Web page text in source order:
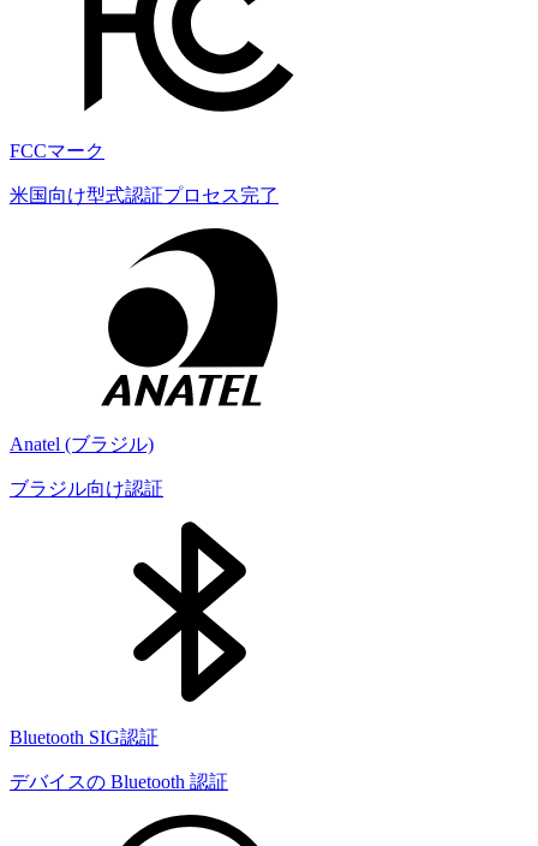
FCCマーク
米国向け型式認証プロセス完了
Anatel (ブラジル)
ブラジル向け認証
Bluetooth SIG認証
デバイスの Bluetooth 認証